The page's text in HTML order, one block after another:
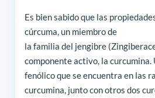
Es bien sabido que las
cúrcuma, un miembro de
la familia del jengibre
componente activo, la curcumina.
fenólico que se encuentra en las
curcumina, junto con otros dos